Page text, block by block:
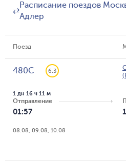
⇄
Расписание поездов
Адлер
Поезд
480С 6.3
Отправление
01:57
1 дн 16 ч 11 м
08.08, 09.08, 10.08